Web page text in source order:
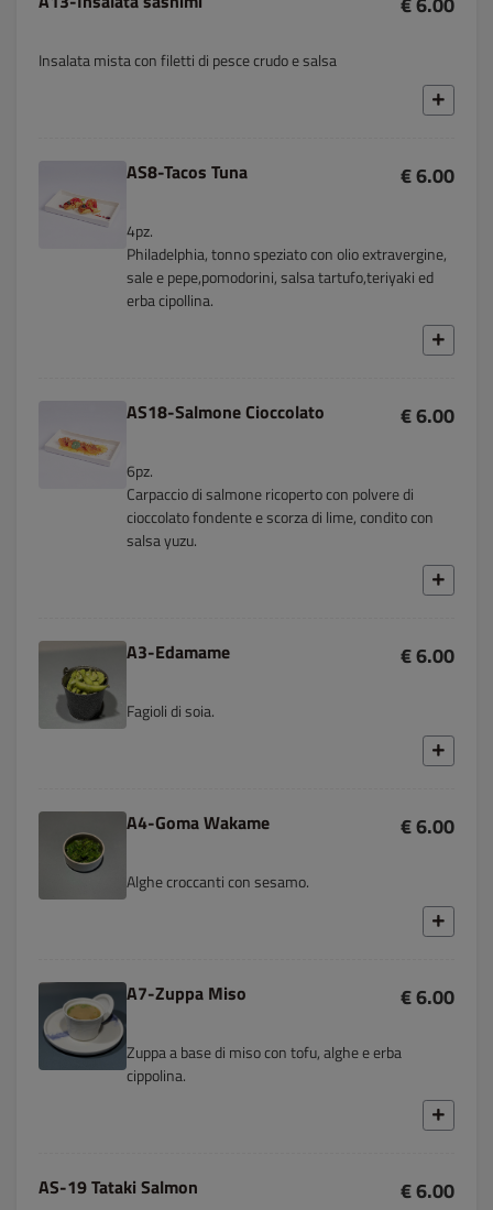
Insalata mista con filetti di pesce crudo e salsa
AS8-Tacos Tuna € 6.00
4pz.
Philadelphia, tonno speziato con olio extravergine,
sale e pepe,pomodorini, salsa tartufo,teriyaki ed
erba cipollina.
AS18-Salmone Cioccolato € 6.00
6pz.
Carpaccio di salmone ricoperto con polvere di
cioccolato fondente e scorza di lime, condito con
salsa yuzu.
A3-Edamame € 6.00
Fagioli di soia.
A4-Goma Wakame € 6.00
Alghe croccanti con sesamo.
A7-Zuppa Miso € 6.00
Zuppa a base di miso con tofu, alghe e erba
cippolina.
AS-19 Tataki Salmon € 6.00